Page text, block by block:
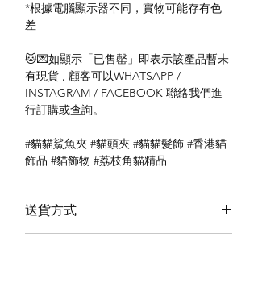
*根據電腦顯示器不同，實物可能存有色
差
🐱💌如顯示「已售罄」即表示該產品暫未
有現貨 , 顧客可以WHATSAPP /
INSTAGRAM / FACEBOOK 聯絡我們進
行訂購或查詢。
#貓貓鯊魚夾 #貓頭夾 #貓貓髮飾 #香港貓
飾品 #貓飾物 #荔枝角貓精品
送貨方式